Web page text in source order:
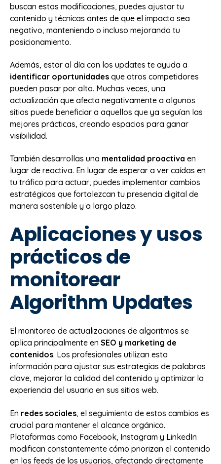
buscan estas modificaciones, puedes ajustar tu
contenido y técnicas antes de que el impacto sea
negativo, manteniendo o incluso mejorando tu
posicionamiento.
Además, estar al día con los updates te ayuda a
identificar oportunidades que otros competidores
pueden pasar por alto. Muchas veces, una
actualización que afecta negativamente a algunos
sitios puede beneficiar a aquellos que ya seguían las
mejores prácticas, creando espacios para ganar
visibilidad.
También desarrollas una mentalidad proactiva en
lugar de reactiva. En lugar de esperar a ver caídas en
tu tráfico para actuar, puedes implementar cambios
estratégicos que fortalezcan tu presencia digital de
manera sostenible y a largo plazo.
Aplicaciones y usos
prácticos de
monitorear
Algorithm Updates
El monitoreo de actualizaciones de algoritmos se
aplica principalmente en SEO y marketing de
contenidos. Los profesionales utilizan esta
información para ajustar sus estrategias de palabras
clave, mejorar la calidad del contenido y optimizar la
experiencia del usuario en sus sitios web.
En redes sociales, el seguimiento de estos cambios es
crucial para mantener el alcance orgánico.
Plataformas como Facebook, Instagram y LinkedIn
modifican constantemente cómo priorizan el contenido
en los feeds de los usuarios, afectando directamente